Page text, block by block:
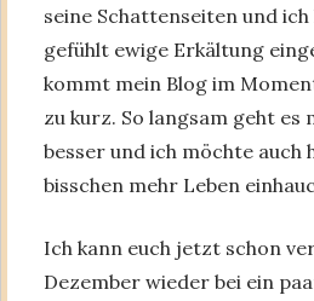
seine Schattenseiten und
gefühlt ewige Erkältung
kommt mein Blog im
zu kurz. So langsam geht es
besser und ich möchte auch
bisschen mehr Leben
Ich kann euch jetzt schon
Dezember wieder bei ein